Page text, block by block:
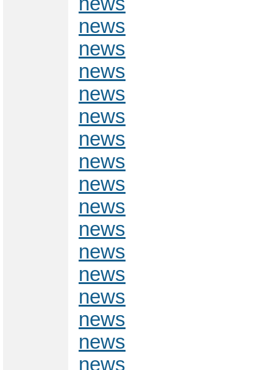
news
news
news
news
news
news
news
news
news
news
news
news
news
news
news
news